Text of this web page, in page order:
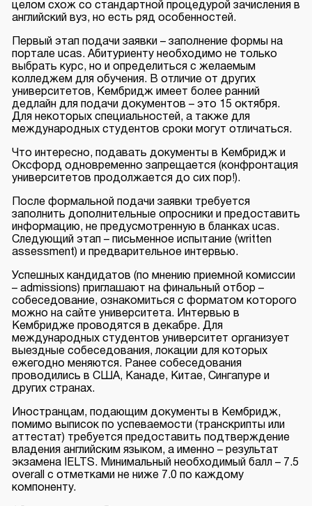
целом схож со стандартной процедурой зачисления в
английский вуз, но есть ряд особенностей.
Первый этап подачи заявки – заполнение формы на
портале ucas. Абитуриенту необходимо не только
выбрать курс, но и определиться с желаемым
колледжем для обучения. В отличие от других
университетов, Кембридж имеет более ранний
дедлайн для подачи документов – это 15 октября.
Для некоторых специальностей, а также для
международных студентов сроки могут отличаться.
Что интересно, подавать документы в Кембридж и
Оксфорд одновременно запрещается (конфронтация
университетов продолжается до сих пор!).
После формальной подачи заявки требуется
заполнить дополнительные опросники и предоставить
информацию, не предусмотренную в бланках ucas.
Следующий этап – письменное испытание (written
assessment) и предварительное интервью.
Успешных кандидатов (по мнению приемной комиссии
– admissions) приглашают на финальный отбор –
собеседование, ознакомиться с форматом которого
можно на сайтеуниверситета. Интервью в
Кембридже проводятся в декабре. Для
международных студентов университет организует
выездные собеседования, локации для которых
ежегодно меняются. Ранее собеседования
проводились в США, Канаде, Китае, Сингапуре и
других странах.
Иностранцам, подающим документы в Кембридж,
помимо выписок по успеваемости (транскрипты или
аттестат) требуется предоставить подтверждение
владения английским языком, а именно – результат
экзамена IELTS. Минимальный необходимый балл – 7.5
overall с отметками не ниже 7.0 по каждому
компоненту.